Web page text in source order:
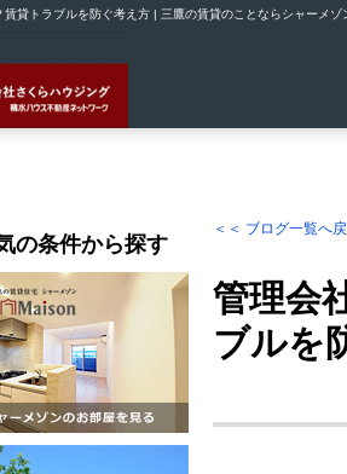
貸トラブルを防ぐ考え方 | 三鷹の賃貸のことならシャーメ
＜＜ ブログ一覧へ
管理会
ブルを
の条件から探す